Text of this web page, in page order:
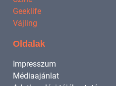
Geeklife
Vájling
Oldalak
Impresszum
Médiaajánlat